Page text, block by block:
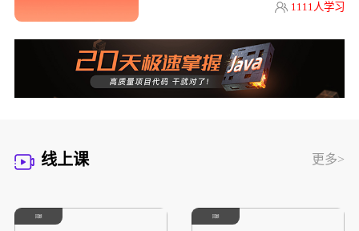
1111人学习
线上课 更多>
回顾 回顾